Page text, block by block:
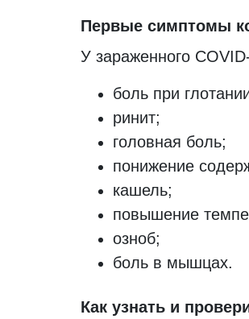
Первые симптомы
У зараженного
боль при
ринит;
головная боль;
понижение
кашель;
повышение
озноб;
боль в мышцах.
Как узнать и